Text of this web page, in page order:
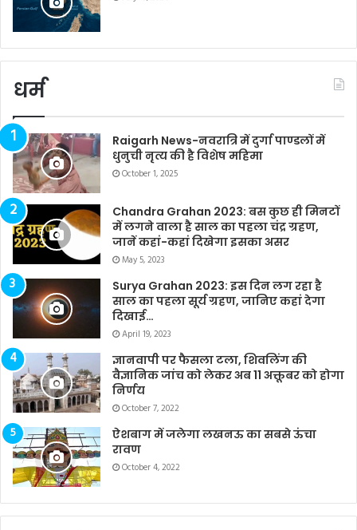
धर्म
Raigarh News-नवरात्रि में दुर्गा पाण्डलों में
धुनुची नृत्य की है विशेष महिमा
October 1, 2025
Chandra Grahan 2023: बस कुछ ही मिनटों
में लगने वाला है साल का पहला चंद्र ग्रहण,
जानें कहां-कहां दिखेगा इसका असर
May 5, 2023
Surya Grahan 2023: इस दिन लग रहा है
साल का पहला सूर्य ग्रहण, जानिए कहां देगा
दिखाई…
April 19, 2023
ज्ञानवापी पर फैसला टला, शिवलिंग की
वैज्ञानिक जांच को लेकर अब 11 अक्तूबर को होगा
निर्णय
October 7, 2022
ऐशबाग में जलेगा लखनऊ का सबसे ऊंचा
रावण
October 4, 2022